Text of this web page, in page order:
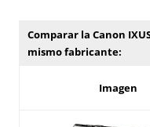
Comparar la Canon
mismo fabricante:
Imagen